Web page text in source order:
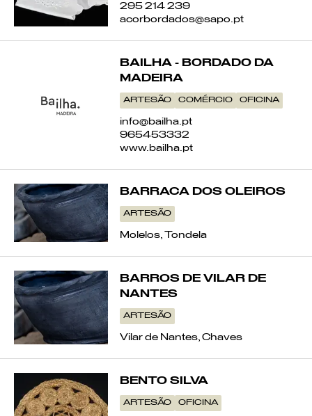
295 214 239
acorbordados@sapo.pt
BAILHA - BORDADO DA
MADEIRA
ARTESÃO COMÉRCIO OFICINA
info@bailha.pt
965453332
www.bailha.pt
BARRACA DOS OLEIROS
ARTESÃO
Molelos, Tondela
BARROS DE VILAR DE
NANTES
ARTESÃO
Vilar de Nantes, Chaves
BENTO SILVA
ARTESÃO OFICINA